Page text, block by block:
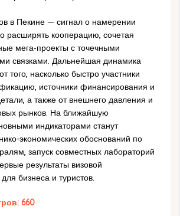
в Пекине — сигнал о намерении
расширять кооперацию, сочетая
мега‑проекты с точечными
связками. Дальнейшая динамика
того, насколько быстро участники
источники финансирования и
а также от внешнего давления и
рынков. На ближайшую
индикаторами станут
экономических обоснований по
запуск совместных лабораторий
результаты визовой
бизнеса и туристов.
660